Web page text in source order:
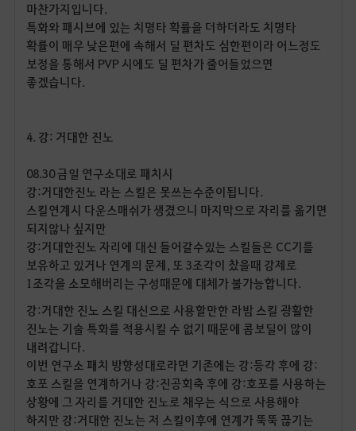
마찬가지입니다.
특화와 패시브에 있는 치명타 확률을 더하더라도 치명타
확률이 매우 낮은편에 속해서 딜 편차도 심한편이라 어느정도
보정을 통해서 PVP 시에도 딜 편차가 줄어들었으면
좋겠습니다.
4. 강: 거대한 진노
08.30금일 연구소대로 패치시
강:거대한진노 라는 스킬은 못쓰는수준이됩니다.
스킬연계시 다운스매쉬가 생겼으니 마지막으로 자리를 옮기면
되지않나 싶지만
강:거대한진노 자리에 대신 들어갈수있는 스킬들은 CC기를
보유하고 있거나 연계의 문제, 또 3조각이 찼을때 강제로
1 조각을 소모해버리는 구성때문에 대체가 불가능합니다.
강:거대한 진노 스킬 대신으로 사용할만한 라밤 스킬 광활한
진노는 기술 특화를 적용시킬 수 없기 때문에 콤보딜이 많이
내려갑니다.
이번 연구소 패치 방향성대로라면 기존에는 강:등각 후에 강:
호포 스킬을 연계하거나 강:진공회축 후에 강:호포를 사용하는
상황에 그 자리를 거대한 진노로 채우는 식으로 사용해야
하지만 강:거대한 진노는 저 스킬이후에 연계가 뚝뚝 끊기는